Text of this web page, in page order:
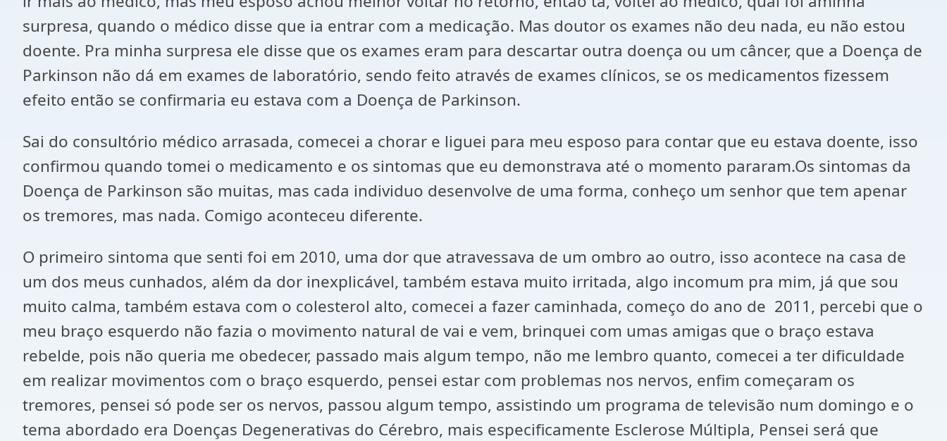
surpresa, quando o médico disse que ia entrar com a medicação. Mas doutor os exames não deu nada, eu não estou
doente. Pra minha surpresa ele disse que os exames eram para descartar outra doença ou um câncer, que a Doença de
Parkinson não dá em exames de laboratório, sendo feito através de exames clínicos, se os medicamentos fizessem
efeito então se confirmaria eu estava com a Doença de Parkinson.
Sai do consultório médico arrasada, comecei a chorar e liguei para meu esposo para contar que eu estava doente, isso
confirmou quando tomei o medicamento e os sintomas que eu demonstrava até o momento pararam.Os sintomas da
Doença de Parkinson são muitas, mas cada individuo desenvolve de uma forma, conheço um senhor que tem apenar
os tremores, mas nada. Comigo aconteceu diferente.
O primeiro sintoma que senti foi em 2010, uma dor que atravessava de um ombro ao outro, isso acontece na casa de
um dos meus cunhados, além da dor inexplicável, também estava muito irritada, algo incomum pra mim, já que sou
muito calma, também estava com o colesterol alto, comecei a fazer caminhada, começo do ano de 2011, percebi que o
meu braço esquerdo não fazia o movimento natural de vai e vem, brinquei com umas amigas que o braço estava
rebelde, pois não queria me obedecer, passado mais algum tempo, não me lembro quanto, comecei a ter dificuldade
em realizar movimentos com o braço esquerdo, pensei estar com problemas nos nervos, enfim começaram os
tremores, pensei só pode ser os nervos, passou algum tempo, assistindo um programa de televisão num domingo e o
tema abordado era Doenças Degenerativas do Cérebro, mais especificamente Esclerose Múltipla, Pensei será que